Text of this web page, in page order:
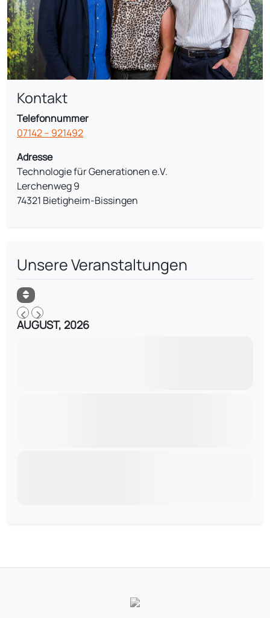
Kontakt
Telefonnummer
07142 – 921492
Adresse
Technologie für Generationen e.V.
Lerchenweg 9
74321 Bietigheim-Bissingen
Unsere Veranstaltungen
AUGUST, 2026